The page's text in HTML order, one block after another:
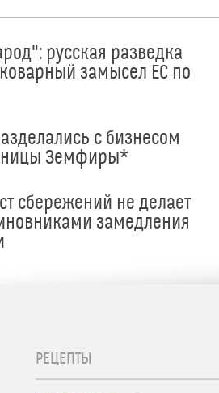
русская разведка
замысел ЕС по
с бизнесом
Земфиры*
сбережений не делает
замедления
РЕЦЕПТЫ